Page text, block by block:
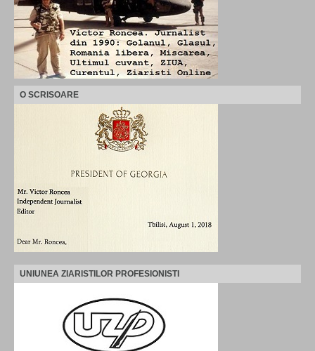
O SCRISOARE
UNIUNEA ZIARISTILOR PROFESIONISTI